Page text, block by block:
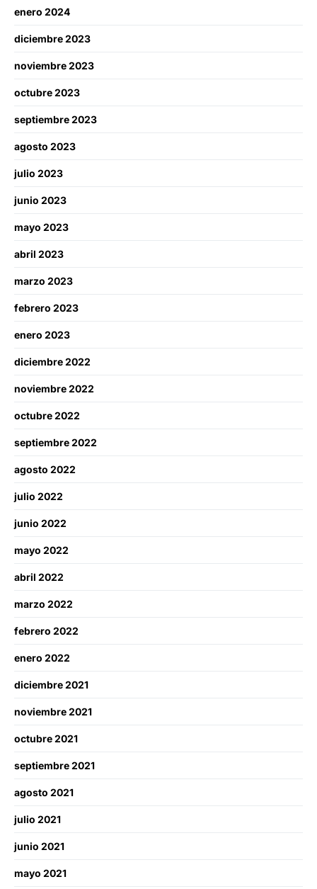
enero 2024
diciembre 2023
noviembre 2023
octubre 2023
septiembre 2023
agosto 2023
julio 2023
junio 2023
mayo 2023
abril 2023
marzo 2023
febrero 2023
enero 2023
diciembre 2022
noviembre 2022
octubre 2022
septiembre 2022
agosto 2022
julio 2022
junio 2022
mayo 2022
abril 2022
marzo 2022
febrero 2022
enero 2022
diciembre 2021
noviembre 2021
octubre 2021
septiembre 2021
agosto 2021
julio 2021
junio 2021
mayo 2021